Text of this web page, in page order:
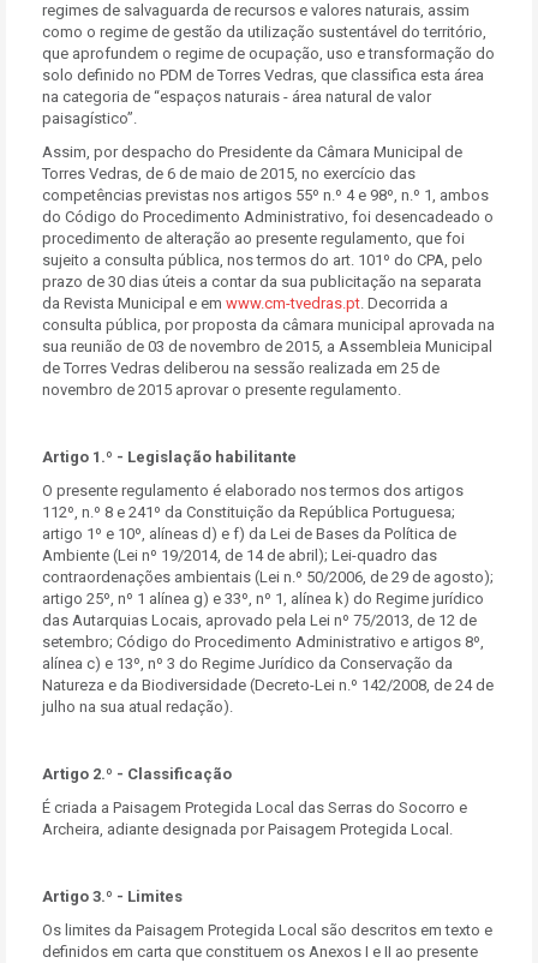
regimes de salvaguarda de recursos e valores naturais, assim
como o regime de gestão da utilização sustentável do território,
que aprofundem o regime de ocupação, uso e transformação do
solo definido no PDM de Torres Vedras, que classifica esta área
na categoria de “espaços naturais - área natural de valor
paisagístico”.
Assim, por despacho do Presidente da Câmara Municipal de
Torres Vedras, de 6 de maio de 2015, no exercício das
competências previstas nos artigos 55º n.º 4 e 98º, n.º 1, ambos
do Código do Procedimento Administrativo, foi desencadeado o
procedimento de alteração ao presente regulamento, que foi
sujeito a consulta pública, nos termos do art. 101º do CPA, pelo
prazo de 30 dias úteis a contar da sua publicitação na separata
da Revista Municipal e em www.cm-tvedras.pt. Decorrida a
consulta pública, por proposta da câmara municipal aprovada na
sua reunião de 03 de novembro de 2015, a Assembleia Municipal
de Torres Vedras deliberou na sessão realizada em 25 de
novembro de 2015 aprovar o presente regulamento.
Artigo 1.º - Legislação habilitante
O presente regulamento é elaborado nos termos dos artigos
112º, n.º 8 e 241º da Constituição da República Portuguesa;
artigo 1º e 10º, alíneas d) e f) da Lei de Bases da Política de
Ambiente (Lei nº 19/2014, de 14 de abril); Lei-quadro das
contraordenações ambientais (Lei n.º 50/2006, de 29 de agosto);
artigo 25º, nº 1 alínea g) e 33º, nº 1, alínea k) do Regime jurídico
das Autarquias Locais, aprovado pela Lei nº 75/2013, de 12 de
setembro; Código do Procedimento Administrativo e artigos 8º,
alínea c) e 13º, nº 3 do Regime Jurídico da Conservação da
Natureza e da Biodiversidade (Decreto-Lei n.º 142/2008, de 24 de
julho na sua atual redação).
Artigo 2.º - Classificação
É criada a Paisagem Protegida Local das Serras do Socorro e
Archeira, adiante designada por Paisagem Protegida Local.
Artigo 3.º - Limites
Os limites da Paisagem Protegida Local são descritos em texto e
definidos em carta que constituem os Anexos I e II ao presente